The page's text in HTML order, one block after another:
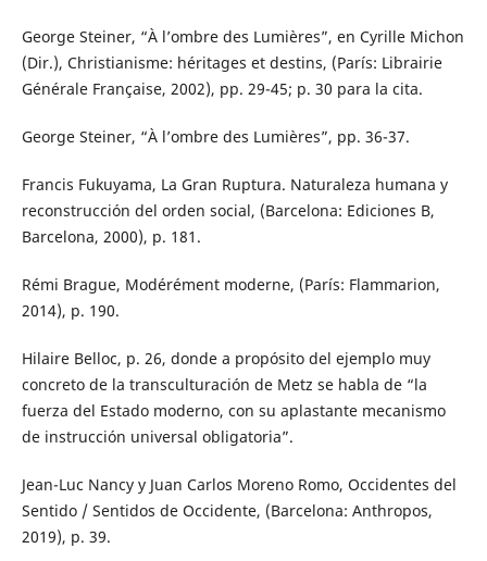
George Steiner, “À l’ombre des Lumières”, en Cyrille Michon
(Dir.), Christianisme: héritages et destins, (París: Librairie
Générale Française, 2002), pp. 29-45; p. 30 para la cita.
George Steiner, “À l’ombre des Lumières”, pp. 36-37.
Francis Fukuyama, La Gran Ruptura. Naturaleza humana y
reconstrucción del orden social, (Barcelona: Ediciones B,
Barcelona, 2000), p. 181.
Rémi Brague, Modérément moderne, (París: Flammarion,
2014), p. 190.
Hilaire Belloc, p. 26, donde a propósito del ejemplo muy
concreto de la transculturación de Metz se habla de “la
fuerza del Estado moderno, con su aplastante mecanismo
de instrucción universal obligatoria”.
Jean-Luc Nancy y Juan Carlos Moreno Romo, Occidentes del
Sentido / Sentidos de Occidente, (Barcelona: Anthropos,
2019), p. 39.